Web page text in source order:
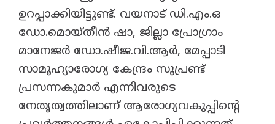
ഉറപ്പാക്കിയിട്ടുണ്ട്. വയനാട് ഡി.എം.ഒ
ഡോ.മൊയ്‌തീൻ ഷാ, ജില്ലാ പ്രോഗ്രാം
മാനേജർ ഡോ.ഷീജ.വി.ആർ, മേപ്പാടി
സാമൂഹ്യാരോഗ്യ കേന്ദ്രം സൂപ്രണ്ട്
പ്രസന്നകുമാർ എന്നിവരുടെ
നേതൃത്വത്തിലാണ് ആരോഗ്യവകുപ്പിൻ്റെ